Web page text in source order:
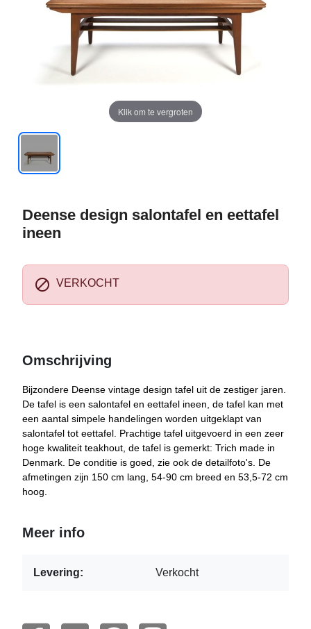
Klik om te vergroten
Deense design salontafel en eettafel
ineen
 VERKOCHT
Omschrijving
Bijzondere Deense vintage design tafel uit de zestiger jaren.
De tafel is een salontafel en eettafel ineen, de tafel kan met
een aantal simpele handelingen worden uitgeklapt van
salontafel tot eettafel. Prachtige tafel uitgevoerd in een zeer
hoge kwaliteit teakhout, de tafel is gemerkt: Trich made in
Denmark. De conditie is goed, zie ook de detailfoto's. De
afmetingen zijn 150 cm lang, 54-90 cm breed en 53,5-72 cm
hoog.
Meer info
Levering: Verkocht